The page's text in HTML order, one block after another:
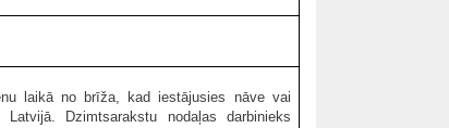
laikā no brīža, kad iestājusies nāve vai
Dzimtsarakstu nodaļas darbinieks